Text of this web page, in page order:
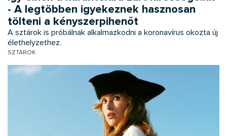
- A legtöbben igyekeznek hasznosan
tölteni a kényszerpihenőt
A sztárok is próbálnak alkalmazkodni a koronavírus okozta új
élethelyzethez.
SZTÁROK